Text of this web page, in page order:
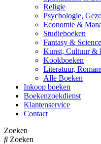
Religie
Psychologie,
Economie &
Studieboeken
Fantasy &
Kunst, Cultuur &
Kookboeken
Literatuur,
Alle Boeken
Inkoop boeken
Boekenzoekdienst
Klantenservice
Contact
Zoeken
Zoeken